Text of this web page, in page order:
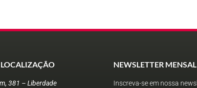
381 – Liberdade
NEWSLETTER MENSAL
Inscreva-se em nossa